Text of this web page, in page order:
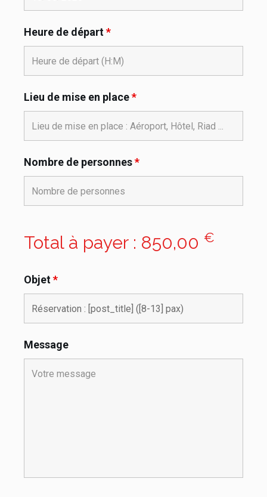
Heure de départ*
Lieu de mise en place*
Nombre de personnes*
Total à payer : 850,00 €
Objet*
Message